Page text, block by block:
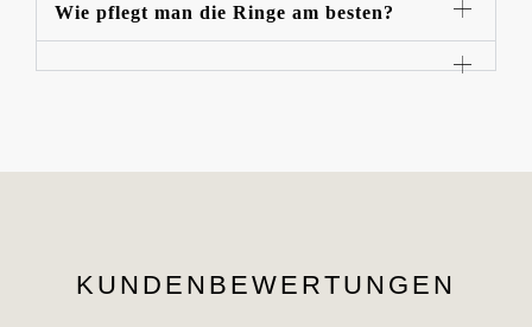
Wie pflegt man die Ringe am besten?
KUNDENBEWERTUNGEN